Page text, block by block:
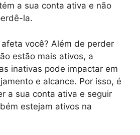
a sua conta ativa e não
la.
você? Além de perder
estão mais ativos, a
inativas pode impactar em
e alcance. Por isso, é
a sua conta ativa e seguir
estejam ativos na